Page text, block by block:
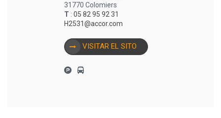
31770 Colomiers
T : 05 82 95 92 31
H2531@accor.com
VISITAR EL SITO